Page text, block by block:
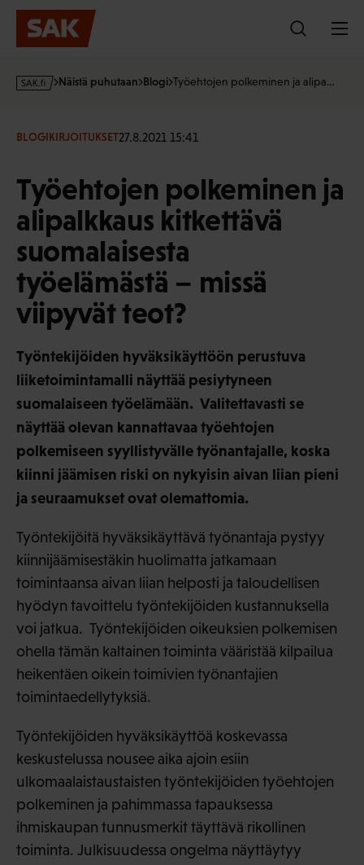
Hyppää
sisältöön
s
·
Näistä puhutaan Blogi Työehtojen polkeminen ja alipa…
BLOGIKIRJOITUKSET27.8.2021 15:41
Työehtojen polkeminen ja
alipalkkaus kitkettävä
suomalaisesta
työelämästä – missä
viipyvät teot?
Työntekijöiden hyväksikäyttöön perustuva
liiketoimintamalli näyttää pesiytyneen
suomalaiseen työelämään. Valitettavasti se
näyttää olevan kannattavaa työehtojen
polkemiseen syyllistyvälle työnantajalle, koska
kiinni jäämisen riski on nykyisin aivan liian pieni
ja seuraamukset ovat olemattomia.
Työntekijöitä hyväksikäyttävä työnantaja pystyy
kiinnijäämisestäkin huolimatta jatkamaan
toimintaansa aivan liian helposti ja taloudellisen
hyödyn tavoittelu työntekijöiden kustannuksella
voi jatkua. Työntekijöiden oikeuksien polkemisen
ohella tämän kaltainen toiminta vääristää kilpailua
heikentäen oikein toimivien työnantajien
toimintaedellytyksiä.
Työntekijöiden hyväksikäyttöä koskevassa
keskustelussa nousee aika ajoin esiin
ulkomaalaistaustaisten työntekijöiden työehtojen
polkeminen ja pahimmassa tapauksessa
ihmiskaupan tunnusmerkit täyttävä rikollinen
toiminta. Julkisuudessa ongelma näyttäytyy